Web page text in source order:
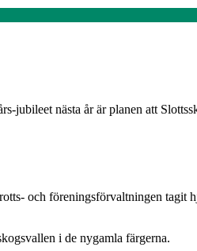
jubileet nästa år är planen att
och föreningsförvaltningen
i de nygamla färgerna.